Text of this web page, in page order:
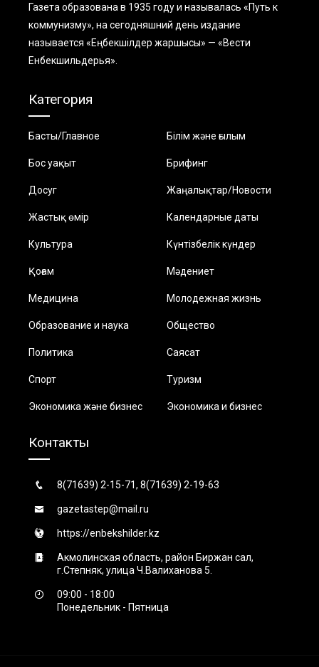
Газета образована в 1935 году и называлась «Путь к
коммунизму», на сегодняшний день издание
называется «Еңбекшiлдер жаршысы» — «Вести
Енбекшильдерья».
Категория
Басты/Главное Білім және ғылым
Бос уақыт Брифинг
Досуг Жаңалықтар/Новости
Жастық өмір Календарные даты
Культура Күнтізбелік күндер
Қоғам Мәдениет
Медицина Молодежная жизнь
Образование и наука Общество
Политика Саясат
Спорт Туризм
Экономика және бизнес Экономика и бизнес
Контакты
8(71639) 2-15-71, 8(71639) 2-19-63
gazetastep@mail.ru
https://enbekshilder.kz
Акмолинская область, район Биржан сал,
г.Степняк, улица Ч.Валиханова 5.
09:00 - 18:00
Понедельник - Пятница